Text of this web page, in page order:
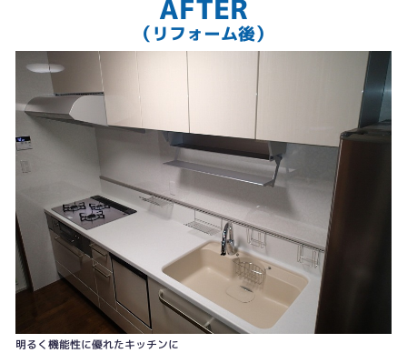
AFTER
（リフォーム後）
明るく機能性に優れたキッチンに
上段引き出しで更に収納力アップ